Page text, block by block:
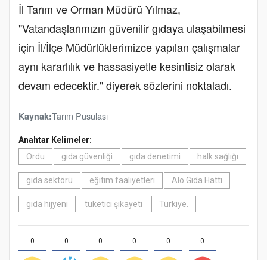
İl Tarım ve Orman Müdürü Yılmaz,
"Vatandaşlarımızın güvenilir gıdaya ulaşabilmesi
için İl/İlçe Müdürlüklerimizce yapılan çalışmalar
aynı kararlılık ve hassasiyetle kesintisiz olarak
devam edecektir." diyerek sözlerini noktaladı.
Kaynak:Tarım Pusulası
Anahtar Kelimeler:
Ordu
gıda güvenliği gıda denetimi halk sağlığı
gıda sektörü eğitim faaliyetleri Alo Gıda Hattı
gıda hijyeni tüketici şikayeti Türkiye.
0 0 0 0 0 0